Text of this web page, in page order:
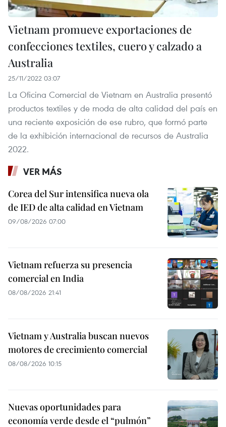
Vietnam promueve exportaciones de
confecciones textiles, cuero y calzado a
Australia
25/11/2022 03:07
La Oficina Comercial de Vietnam en Australia presentó
productos textiles y de moda de alta calidad del país en
una reciente exposición de ese rubro, que formó parte
de la exhibición internacional de recursos de Australia
2022.
VER MÁS
Corea del Sur intensifica nueva ola
de IED de alta calidad en Vietnam
09/08/2026 07:00
Vietnam refuerza su presencia
comercial en India
08/08/2026 21:41
Vietnam y Australia buscan nuevos
motores de crecimiento comercial
08/08/2026 10:15
Nuevas oportunidades para
economía verde desde el “pulmón”